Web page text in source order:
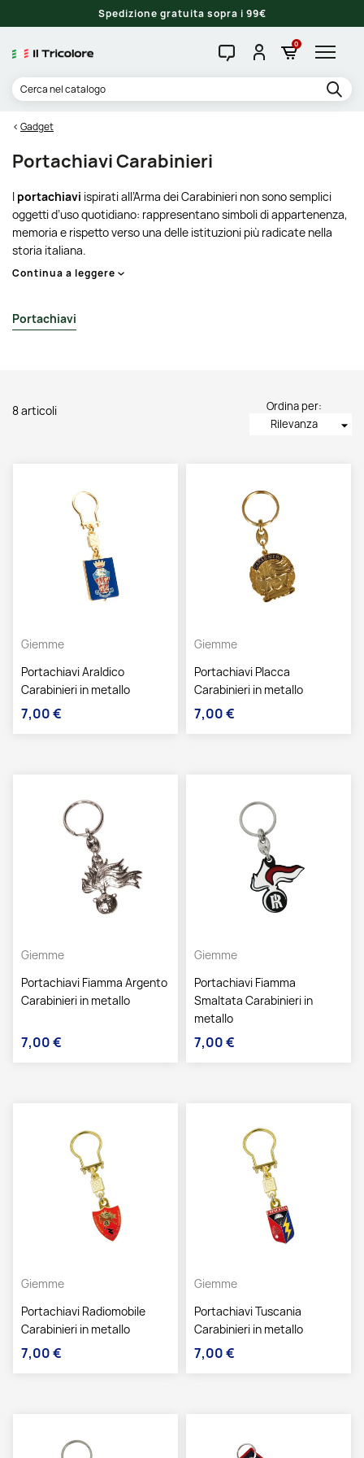
Spedizione gratuita sopra i 99€
0
Gadget
Portachiavi Carabinieri
I portachiavi ispirati all’Arma dei Carabinieri non sono semplici
oggetti d’uso quotidiano: rappresentano simboli di appartenenza,
memoria e rispetto verso una delle istituzioni più radicate nella
storia italiana.
Continua a leggere
Portachiavi
8 articoli
Ordina per:
Rilevanza
arrow_drop_down
Giemme
Portachiavi Araldico
Carabinieri in metallo
Prezzo
7,00 €
Giemme
Portachiavi Placca
Carabinieri in metallo
Prezzo
7,00 €
Giemme
Portachiavi Fiamma Argento
Carabinieri in metallo
Prezzo
7,00 €
Giemme
Portachiavi Fiamma
Smaltata Carabinieri in
metallo
Prezzo
7,00 €
Giemme
Portachiavi Radiomobile
Carabinieri in metallo
Prezzo
7,00 €
Giemme
Portachiavi Tuscania
Carabinieri in metallo
Prezzo
7,00 €